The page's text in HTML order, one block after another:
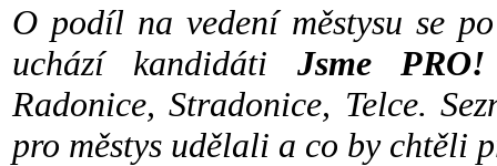
O podíl na vedení městysu se
uchází kandidáti Jsme
Radonice, Stradonice, Telce.
pro městys udělali a co by chtěli